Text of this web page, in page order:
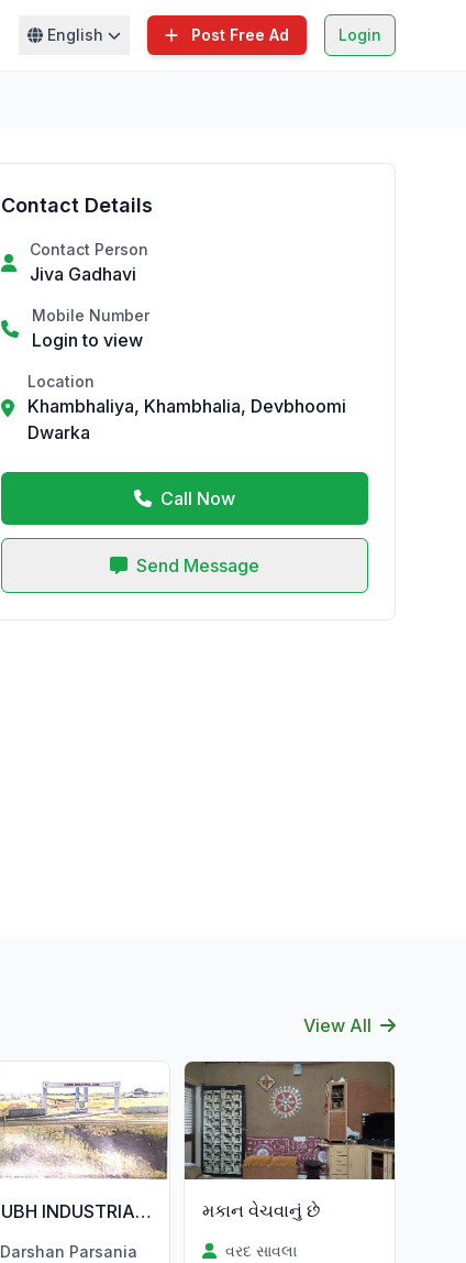
English Post Free Ad Login
Contact Details
Contact Person
Jiva Gadhavi
Mobile Number
Login to view
Location
Khambhaliya, Khambhalia, Devbhoomi
Dwarka
Call Now
Send Message
View All
SHUBH INDUSTRIAL RAJKOT MAKHAVAD
Darshan Parsania
મકાન વેચવાનું છે
વરદ સાવલા